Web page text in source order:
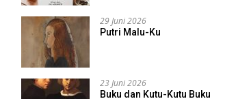
29 Juni 2026
Putri Malu-Ku
23 Juni 2026
Buku dan Kutu-Kutu Buku